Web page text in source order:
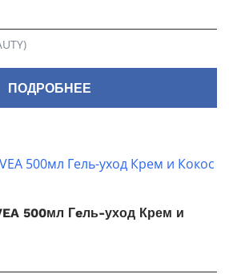
ПОДРОБНЕЕ
500мл Гeль-уход Крем и